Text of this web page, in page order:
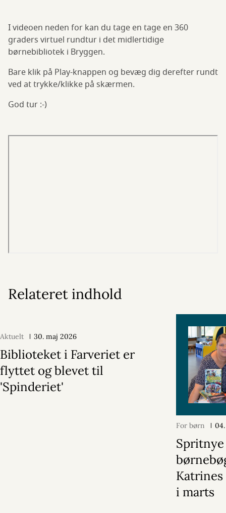
I videoen neden for kan du tage en tage en 360
graders virtuel rundtur i det midlertidige
børnebibliotek i Bryggen.
Bare klik på Play-knappen og bevæg dig derefter rundt
ved at trykke/klikke på skærmen.
God tur :-)
Relateret indhold
Aktuelt 30. maj 2026
Biblioteket i Farveriet er
flyttet og blevet til
'Spinderiet'
For børn
Spritnye
i marts